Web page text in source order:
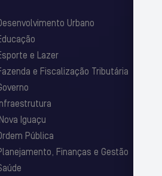
Urbano
e Lazer
e Fiscalização Tributária
Iguaçu
Pública
Finanças e Gestão